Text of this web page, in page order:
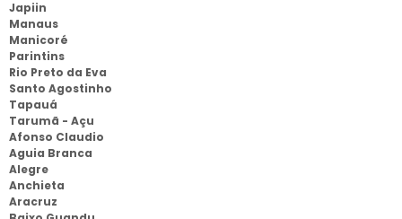
Japiin
Manaus
Manicoré
Parintins
Rio Preto da Eva
Santo Agostinho
Tapauá
Tarumã - Açu
Afonso Claudio
Aguia Branca
Alegre
Anchieta
Aracruz